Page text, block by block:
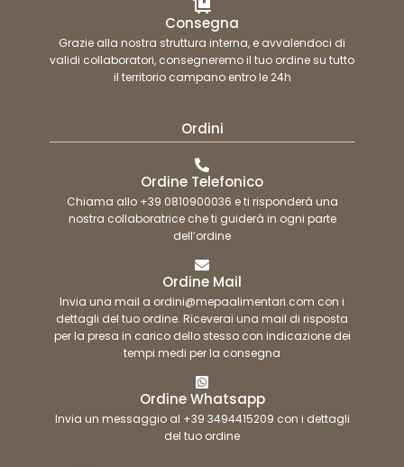
Consegna
Grazie alla nostra struttura interna, e avvalendoci di
validi collaboratori, consegneremo il tuo ordine su tutto
il territorio campano entro le 24h
Ordini
Ordine Telefonico
Chiama allo +39 0810900036 e ti risponderà una
nostra collaboratrice che ti guiderà in ogni parte
dell’ordine
Ordine Mail
Invia una mail a ordini@mepaalimentari.com con i
dettagli del tuo ordine. Riceverai una mail di risposta
per la presa in carico dello stesso con indicazione dei
tempi medi per la consegna
Ordine Whatsapp
Invia un messaggio al +39 3494415209 con i dettagli
del tuo ordine